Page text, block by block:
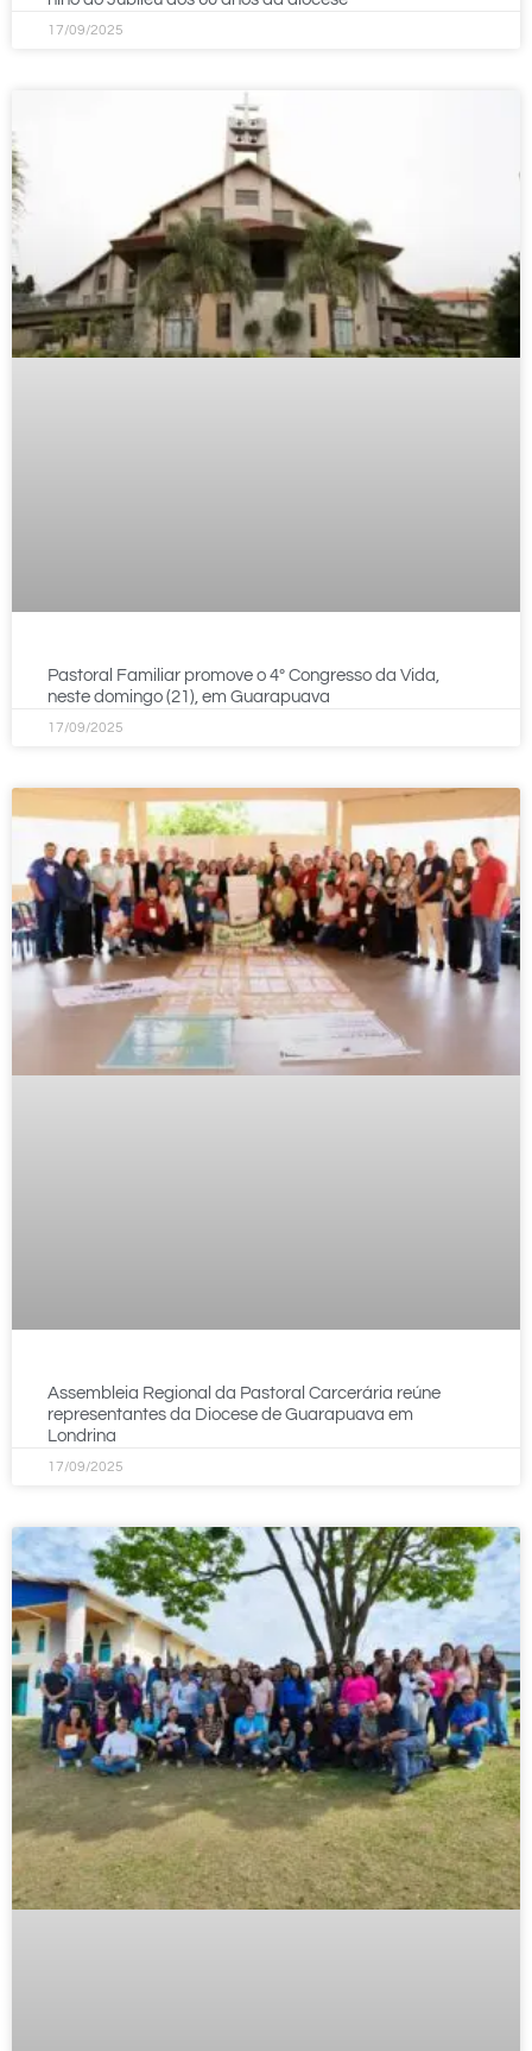
17/09/2025
Pastoral Familiar promove o 4º Congresso da Vida,
neste domingo (21), em Guarapuava
17/09/2025
Assembleia Regional da Pastoral Carcerária reúne
representantes da Diocese de Guarapuava em
Londrina
17/09/2025